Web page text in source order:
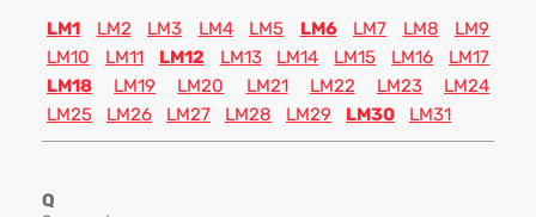
LM1
LM2 LM3 LM4 LM5 LM6 LM7 LM8
LM9
LM10
LM11 LM12 LM13 LM14 LM15 LM16
LM17
LM18
LM19 LM20 LM21 LM22 LM23
LM24
LM25
LM26 LM27 LM28 LM29 LM30 LM31
Q